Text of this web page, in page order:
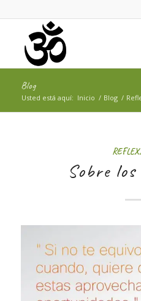
Blog
Usted está aquí: Inicio / Blog /
Sobre